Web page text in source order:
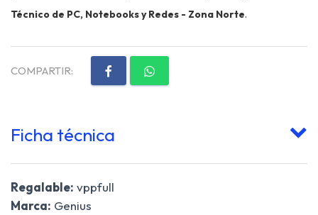
Técnico de PC, Notebooks y Redes - Zona Norte.
COMPARTIR:
Ficha técnica
Regalable: vppfull
Marca: Genius